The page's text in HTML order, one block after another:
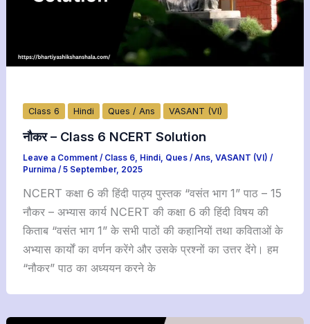
Class 6 Hindi Ques / Ans VASANT (VI)
नौकर – Class 6 NCERT Solution
Leave a Comment / Class 6 Hindi Ques / Ans ,VASANT (VI) /
Purnima/5 September, 2025
NCERT कक्षा 6 की हिंदी पाठ्य पुस्तक “वसंत भाग 1” पाठ – 15
नौकर – अभ्यास कार्य NCERT की कक्षा 6 की हिंदी विषय की
किताब “वसंत भाग 1” के सभी पाठों की कहानियों तथा कविताओं के
अभ्यास कार्यों का वर्णन करेंगे और उसके प्रश्नों का उत्तर देंगे। हम
“नौकर” पाठ का अध्ययन करने के